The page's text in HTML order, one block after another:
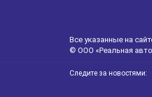
Все указанные на
© ООО «Реальная
Следите за новостями: